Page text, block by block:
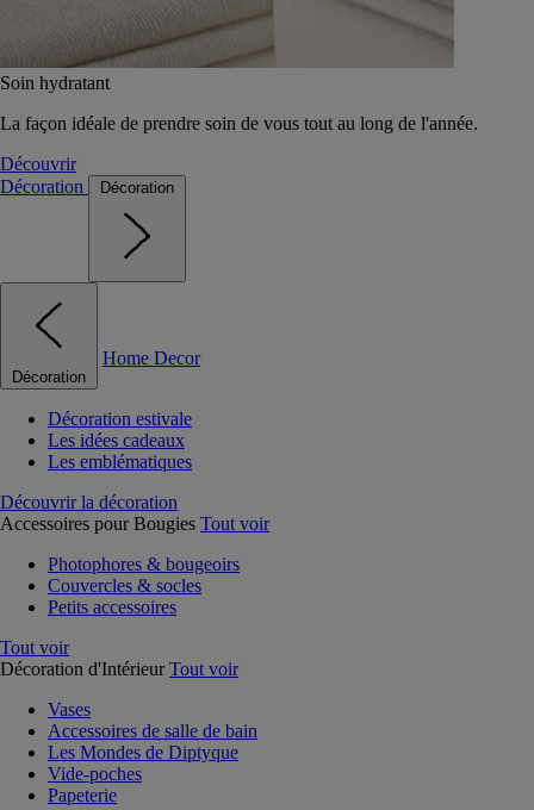
Soin hydratant
La façon idéale de prendre soin de vous tout au long de l'année.
Découvrir
Décoration
Décoration
Décoration
Home Decor
Décoration estivale
Les idées cadeaux
Les emblématiques
Découvrir la décoration
Accessoires pour Bougies Tout voir
Photophores & bougeoirs
Couvercles & socles
Petits accessoires
Tout voir
Décoration d'Intérieur Tout voir
Vases
Accessoires de salle de bain
Les Mondes de Diptyque
Vide-poches
Papeterie